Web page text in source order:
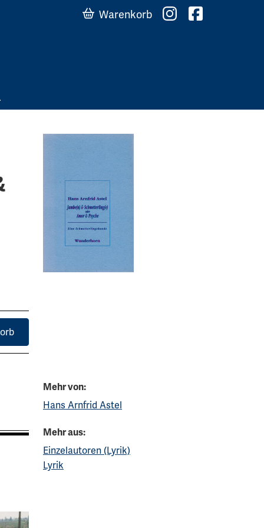
Warenkorb
Mehr von:
Hans Arnfrid Astel
Mehr aus:
Einzelautoren (Lyrik)
Lyrik